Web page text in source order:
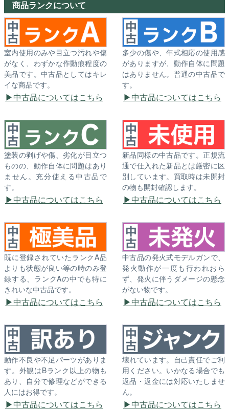
商品ランクについて
室内使用のみや目立つ汚れや傷
がなく、わずかな作動痕程度の
美品です。中古品としてはキレ
イな商品です。
中古品についてはこちら
多少の傷や、年式相応の使用感
がありますが、動作自体に問題
はありません。普通の中古品で
す。
中古品についてはこちら
塗装の剥げや傷、劣化が目立つ
ものの、動作自体に問題はあり
ません。充分使える中古品で
す。
中古品についてはこちら
新品同様の中古品です。正規流
通で仕入れた新品とは厳密に区
別しています。買取時は未開封
の物も開封確認します。
中古品についてはこちら
既に登録されていたランクA品
よりも状態が良い等の時のみ登
録する、ランクAの中でも特に
きれいな中古品です。
中古品についてはこちら
中古品の発火式モデルガンで、
発火動作が一度も行われおら
ず、発火に伴うダメージの懸念
がない物です。
中古品についてはこちら
動作不良や不足パーツがありま
す。外観はBランク以上の物も
あり、自分で修理などができる
人にはお得です。
中古品についてはこちら
壊れています。自己責任でご利
用ください。いかなる場合でも
返品・返金には対応いたしませ
ん。
中古品についてはこちら